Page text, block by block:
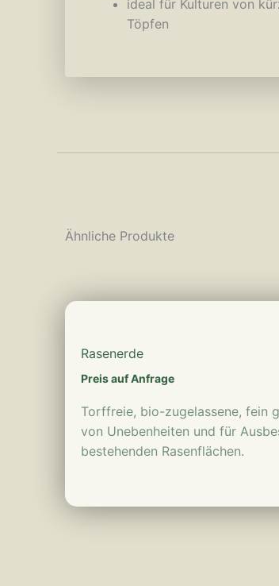
ideal für Kulturen von
Töpfen
Ähnliche Produkte
Rasenerde
Preis auf Anfrage
Torffreie, bio-zugelassene, fein
von Unebenheiten und für
bestehenden Rasenflächen.